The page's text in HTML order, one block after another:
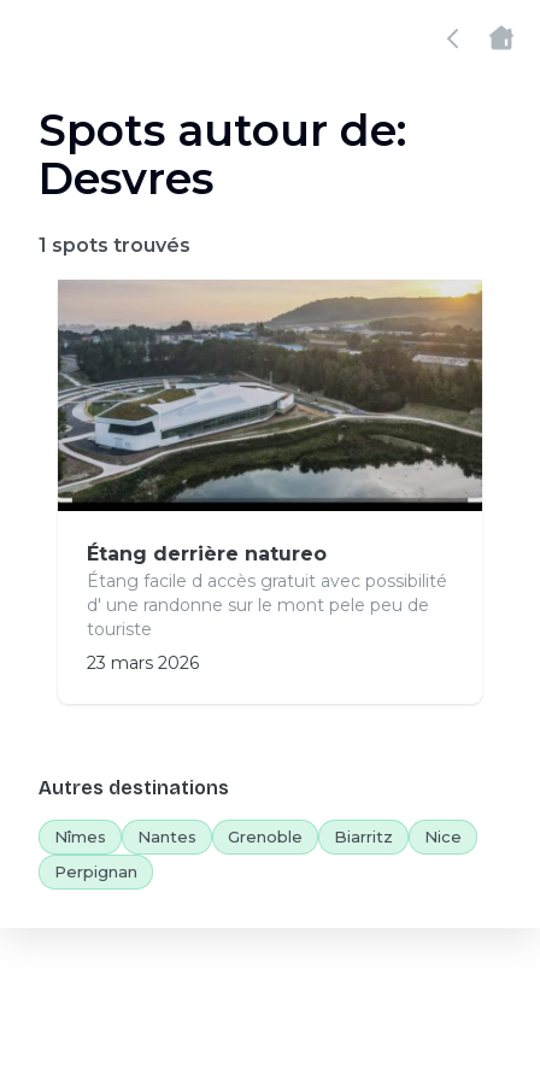
Spots autour de:
Desvres
1 spots trouvés
Étang derrière natureo
Étang facile d accès gratuit avec possibilité
d' une randonne sur le mont pele peu de
touriste
23 mars 2026
Autres destinations
Nîmes Nantes Grenoble Biarritz
Nice
Perpignan